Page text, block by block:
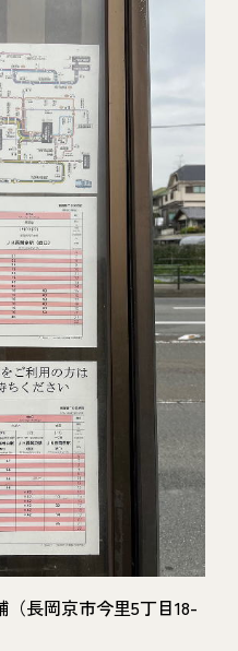
長岡京市今里5丁目18-